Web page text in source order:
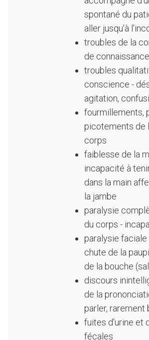
spontané du
aller jusqu'à
troubles de la
de connaissance
troubles
conscience -
agitation,
fourmillements,
picotements de
corps
faiblesse de la
incapacité à
dans la main
la jambe
paralysie
du corps -
paralysie
chute de la
de la bouche
discours
de la
parler, rarement
fuites d'urine et
fécales